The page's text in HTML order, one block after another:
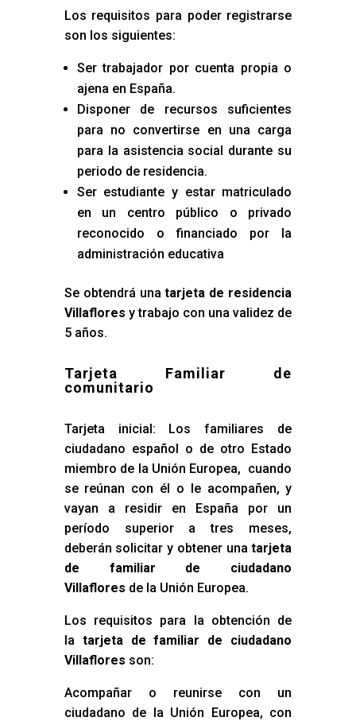
Los requisitos para poder registrarse
son los siguientes:
Ser trabajador por cuenta propia o
ajena en España.
Disponer de recursos suficientes
para no convertirse en una carga
para la asistencia social durante su
periodo de residencia.
Ser estudiante y estar matriculado
en un centro público o privado
reconocido o financiado por la
administración educativa
Se obtendrá unatarjeta de residencia
Villaflores y trabajo con una validez de
5 años.
Tarjeta Familiar de
comunitario
Tarjeta inicial: Los familiares de
ciudadano español o de otro Estado
miembro de la Unión Europea, cuando
se reúnan con él o le acompañen, y
vayan a residir en España por un
período superior a tres meses,
deberán solicitar y obtener unatarjeta
de familiar de ciudadano
Villaflores de la Unión Europea.
Los requisitos para la obtención de
la tarjeta de familiar de ciudadano
Villaflores son:
Acompañar o reunirse con un
ciudadano de la Unión Europea, con